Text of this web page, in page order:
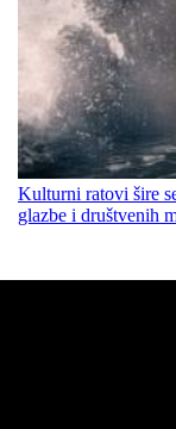
Kulturni ratovi šire
glazbe i društvenih